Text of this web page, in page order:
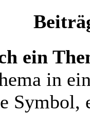
ein
in